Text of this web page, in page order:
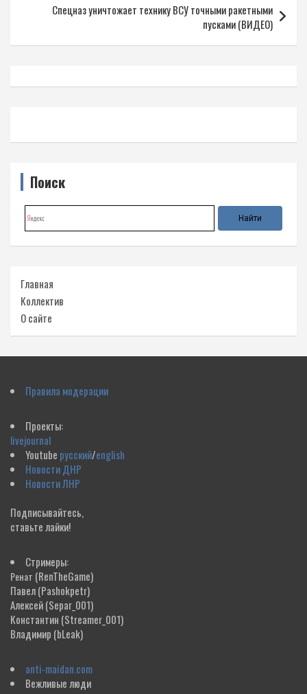
Спецназ уничтожает технику ВСУ точными ракетными
пусками (ВИДЕО)
Поиск
Главная
Коллектив
О сайте
Правила модерации
Проекты:
livejournal
Youtube русский/english
Новости ДНР
Новости ЛНР
Подписывайтесь,
ставьте лайки!
Стримеры:
Ренат (RenTheGame)
Павел(Pashokpetr)
Алексей(Separ_001)
Константин (Streamer_001)
Владимир (bLeak)
anti-maidan.com
Вежливые люди